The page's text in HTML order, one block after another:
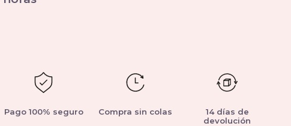
Pago 100% seguro Compra sin colas
14 días de
devolución